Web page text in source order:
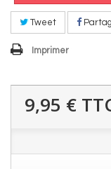
Tweet
Imprimer
9,95 €